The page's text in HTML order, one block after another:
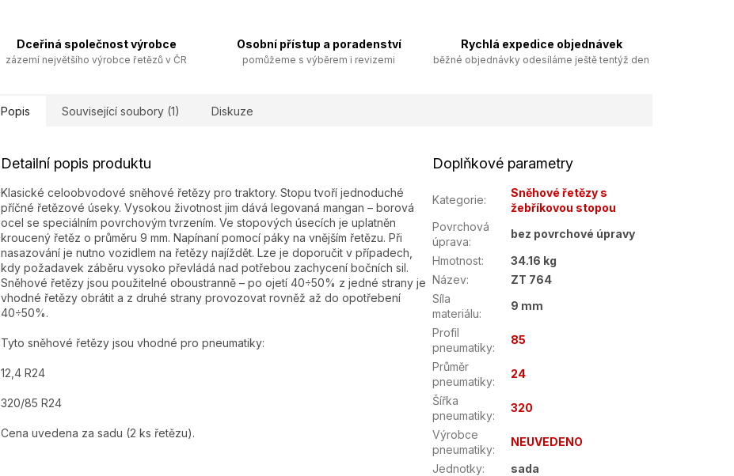
Dceřiná společnost výrobce
zázemí největšího výrobce řetězů v ČR
Osobní přístup a poradenství
pomůžeme s výběrem i revizemi
Rychlá expedice objednávek
běžné objednávky odesíláme ještě tentýž den
Popis Související soubory (1) Diskuze
Detailní popis produktu
Klasické celoobvodové sněhové řetězy pro traktory. Stopu tvoří jednoduché
příčné řetězové úseky. Vysokou životnost jim dává legovaná mangan – borová
ocel se speciálním povrchovým tvrzením. Ve stopových úsecích je uplatněn
kroucený řetěz o průměru 9 mm. Napínaní pomocí páky na vnějším řetězu. Při
nasazování je nutno vozidlem na řetězy najíždět. Lze je doporučit v případech,
kdy požadavek záběru vysoko převládá nad potřebou zachycení bočních sil.
Sněhové řetězy jsou použitelné oboustranně – po ojetí 40÷50% z jedné strany je
vhodné řetězy obrátit a z druhé strany provozovat rovněž až do opotřebení
40÷50%.
Tyto sněhové řetězy jsou vhodné pro pneumatiky:
12,4 R24
320/85 R24
Cena uvedena za sadu (2 ks řetězu).
Doplňkové parametry
Kategorie:
Sněhové řetězy s
žebříkovou stopou
Povrchová
úprava:
bez povrchové úpravy
Hmotnost:
34.16 kg
Název:
ZT 764
Síla
materiálu:
9 mm
Profil
pneumatiky:
85
Průměr
pneumatiky:
24
Šířka
pneumatiky:
320
Výrobce
pneumatiky:
NEUVEDENO
Jednotky: sada